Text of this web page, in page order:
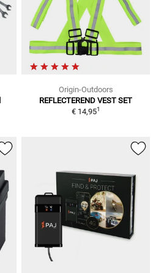
Origin-Outdoors
REFLECTEREND VEST SET
€ 14,951